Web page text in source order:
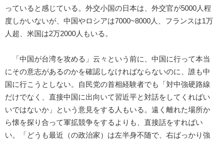
っていると感じている。外交小国の日本は、外交官が5000人程
度しかいないが、中国やロシアは7000~8000人、フランスは1万
人超、米国は2万2000人もいる。
「中国が台湾を攻める」云々という前に、中国に行って本当
にその意志があるのかを確認しなければならないのに、誰も中
国に行こうとしない。自民党の首相経験者でも「対中強硬路線
だけでなく、直接中国に出向いて習近平と対話をしてくればい
いではないか」という意見をする人もいる。遠く離れた場所か
ら懐を探り合って軍拡競争をするよりも、直接話をすればい
い。「どうも最近（の政治家）は左半身不随で、右ばっかり強